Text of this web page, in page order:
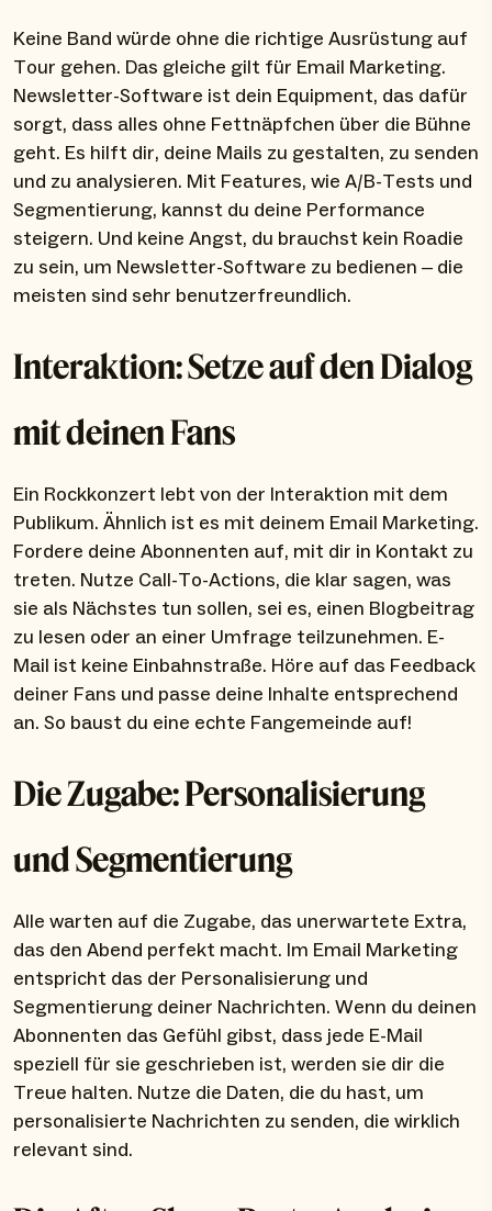
Keine Band würde ohne die richtige Ausrüstung auf
Tour gehen. Das gleiche gilt für Email Marketing.
Newsletter-Software ist dein Equipment, das dafür
sorgt, dass alles ohne Fettnäpfchen über die Bühne
geht. Es hilft dir, deine Mails zu gestalten, zu senden
und zu analysieren. Mit Features, wie A/B-Tests und
Segmentierung, kannst du deine Performance
steigern. Und keine Angst, du brauchst kein Roadie
zu sein, um Newsletter-Software zu bedienen – die
meisten sind sehr benutzerfreundlich.
Interaktion: Setze auf den Dialog
mit deinen Fans
Ein Rockkonzert lebt von der Interaktion mit dem
Publikum. Ähnlich ist es mit deinem Email Marketing.
Fordere deine Abonnenten auf, mit dir in Kontakt zu
treten. Nutze Call-To-Actions, die klar sagen, was
sie als Nächstes tun sollen, sei es, einen Blogbeitrag
zu lesen oder an einer Umfrage teilzunehmen. E-
Mail ist keine Einbahnstraße. Höre auf das Feedback
deiner Fans und passe deine Inhalte entsprechend
an. So baust du eine echte Fangemeinde auf!
Die Zugabe: Personalisierung
und Segmentierung
Alle warten auf die Zugabe, das unerwartete Extra,
das den Abend perfekt macht. Im Email Marketing
entspricht das der Personalisierung und
Segmentierung deiner Nachrichten. Wenn du deinen
Abonnenten das Gefühl gibst, dass jede E-Mail
speziell für sie geschrieben ist, werden sie dir die
Treue halten. Nutze die Daten, die du hast, um
personalisierte Nachrichten zu senden, die wirklich
relevant sind.